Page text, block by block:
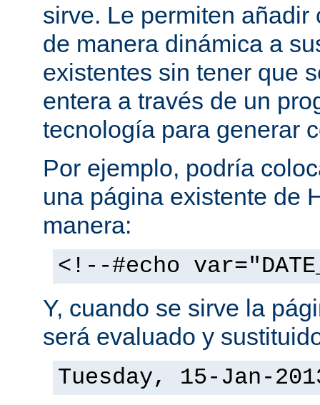
sirve. Le permiten
de manera dinámica a
existentes sin tener que
entera a través de un
tecnología para generar
Por ejemplo, podría
una página existente de
manera:
<!--#echo
Y, cuando se sirve la
será evaluado y
Tuesday, 15-Jan-